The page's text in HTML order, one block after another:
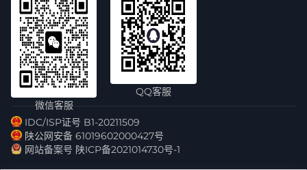
微信客服
QQ客服
IDC/ISP证号 B1-20211509
陕公网安备 61019602000427号
网站备案号 陕ICP备2021014730号-1